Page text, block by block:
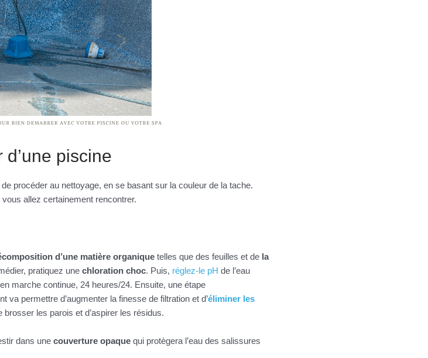
piscine
procéder au nettoyage, en se basant sur la couleur de la tache.
allez certainement rencontrer.
d’une matière organique telles que des feuilles et de la
pratiquez une chloration choc. Puis, réglez-le pH de l’eau
en marche continue, 24 heures/24. Ensuite, une étape
va permettre d’augmenter la finesse de filtration et d’éliminer les
les parois et d’aspirer les résidus.
dans une couverture opaque qui protègera l’eau des salissures